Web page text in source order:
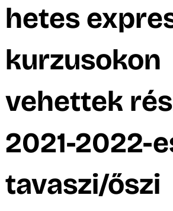
hetes
kurzusokon
vehettek
2021-2022-
tavaszi/őszi